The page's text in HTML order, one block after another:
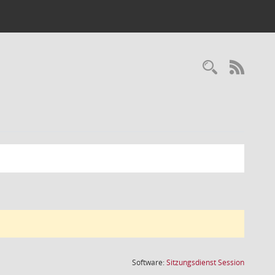
Software:SitzungsdienstSession(Wird in